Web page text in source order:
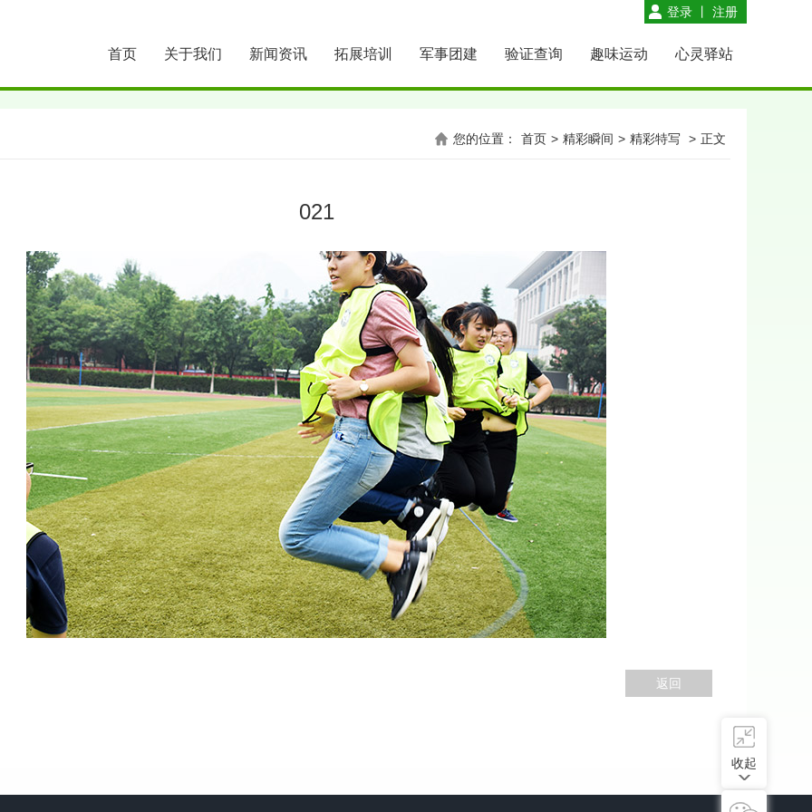
首页 关于我们 新闻资讯 拓展培训 军事团建 验证查询 趣味运动 心灵驿站
登录 注册
您的位置： 首页 > 精彩瞬间 > 精彩特写 > 正文
021
返回
收起